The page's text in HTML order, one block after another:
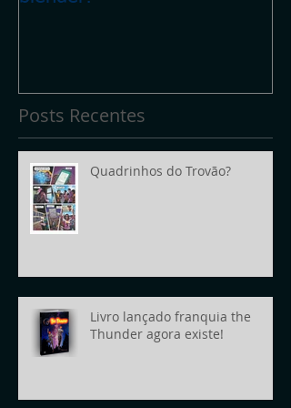
Posts Recentes
Quadrinhos do Trovão?
Livro lançado franquia the
Thunder agora existe!